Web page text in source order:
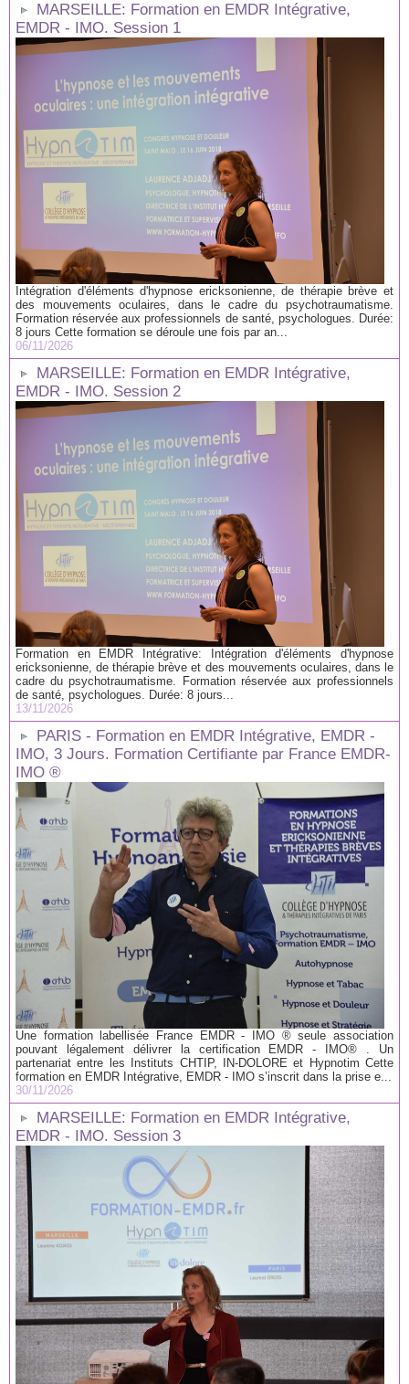
MARSEILLE: Formation en EMDR Intégrative,
EMDR - IMO. Session 1
Intégration d'éléments d'hypnose ericksonienne, de thérapie brève et
des mouvements oculaires, dans le cadre du psychotraumatisme.
Formation réservée aux professionnels de santé, psychologues. Durée:
8 jours Cette formation se déroule une fois par an...
06/11/2026
MARSEILLE: Formation en EMDR Intégrative,
EMDR - IMO. Session 2
Formation en EMDR Intégrative: Intégration d'éléments d'hypnose
ericksonienne, de thérapie brève et des mouvements oculaires, dans le
cadre du psychotraumatisme. Formation réservée aux professionnels
de santé, psychologues. Durée: 8 jours...
13/11/2026
PARIS - Formation en EMDR Intégrative, EMDR -
IMO, 3 Jours. Formation Certifiante par France EMDR-
IMO ®
Une formation labellisée France EMDR - IMO ® seule association
pouvant légalement délivrer la certification EMDR - IMO® . Un
partenariat entre les Instituts CHTIP, IN-DOLORE et Hypnotim Cette
formation en EMDR Intégrative, EMDR - IMO s’inscrit dans la prise e...
30/11/2026
MARSEILLE: Formation en EMDR Intégrative,
EMDR - IMO. Session 3